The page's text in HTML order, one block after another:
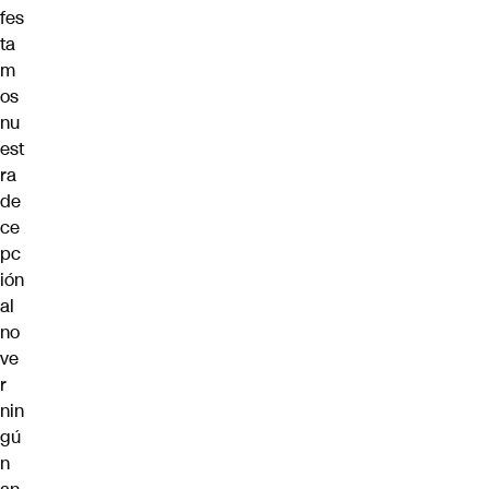
fes
ta
m
os
nu
est
ra
de
ce
pc
ión
al
no
ve
r
nin
gú
n